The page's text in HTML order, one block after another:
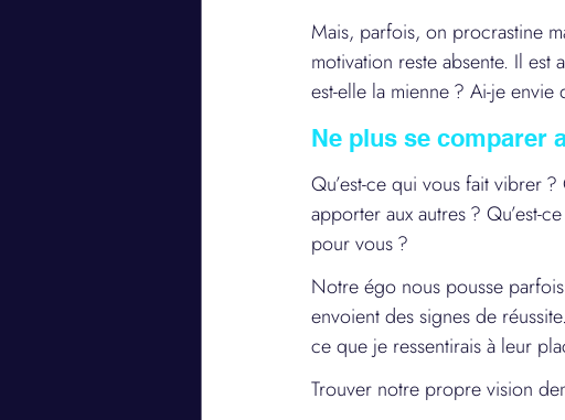
Mais, parfois, on procrastine
motivation reste absente. Il
est-elle la mienne ? Ai-je
Ne plus se comparer
Qu’est-ce qui vous fait vibrer
apporter aux autres ? Qu’est-
pour vous ?
Notre égo nous pousse
envoient des signes de
ce que je ressentirais à leur
Trouver notre propre vision